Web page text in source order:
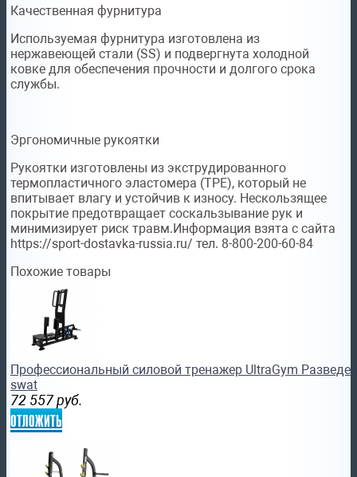
Качественная фурнитура
Используемая фурнитура изготовлена из
нержавеющей стали (SS) и подвергнута холодной
ковке для обеспечения прочности и долгого срока
службы.
Эргономичные рукоятки
Рукоятки изготовлены из экструдированного
термопластичного эластомера (TPE), который не
впитывает влагу и устойчив к износу. Нескользящее
покрытие предотвращает соскальзывание рук и
минимизирует риск травм. Информация взята с сайта
https://sport-dostavka-russia.ru/ тел. 8-800-200-60-84
Похожие товары
Профессиональный силовой тренажер UltraGym
swat
72 557 руб.
отложить